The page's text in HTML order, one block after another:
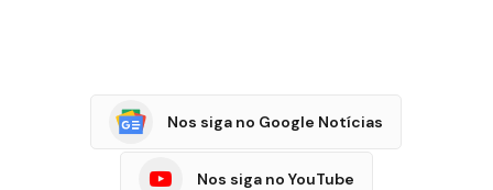
Nos siga no Google Notícias
Nos siga no YouTube